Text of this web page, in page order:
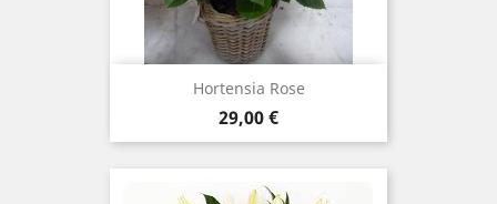
Hortensia Rose
Prix
29,00 €